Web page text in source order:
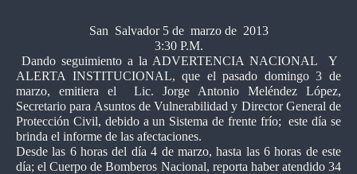
San Salvador 5 de marzo de 2013
3:30 P.M.
Dando seguimiento a la ADVERTENCIA NACIONAL Y
ALERTA INSTITUCIONAL, que el pasado domingo 3 de
marzo, emitiera el
Lic. Jorge Antonio Meléndez López,
Secretario para Asuntos de Vulnerabilidad y Director General de
Protección Civil, debido aun Sistema de frente frío; este día se
brinda el informe de las afectaciones.
Desde las 6 horas del día 4 de marzo, hasta las 6 horas de este
día; el Cuerpo de Bomberos Nacional, reporta haber atendido 34